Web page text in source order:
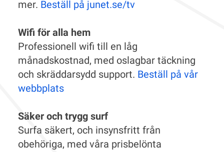
mer. Beställ på junet.se/tv
Wifi för alla hem
Professionell wifi till en låg
månadskostnad, med oslagbar täckning
och skräddarsydd support. Beställ på vår
webbplats
Säker och trygg surf
Surfa säkert, och insynsfritt från
obehöriga, med våra prisbelönta